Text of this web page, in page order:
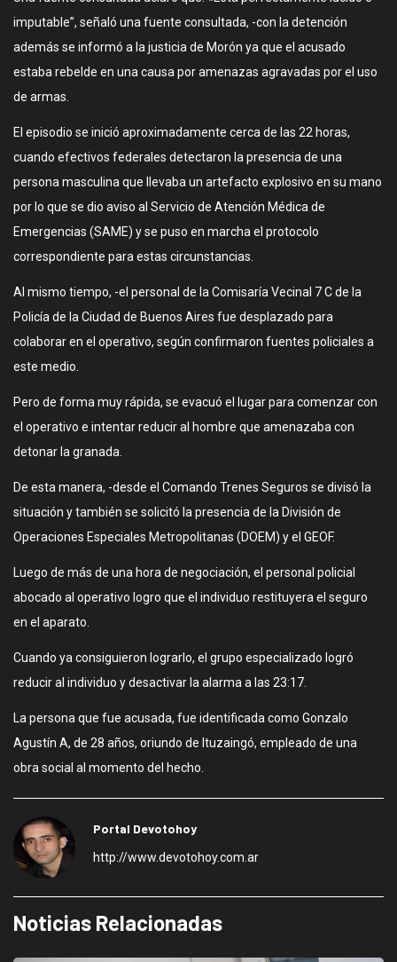
imputable”, señaló una fuente consultada, -con la detención
además se informó a la justicia de Morón ya que el acusado
estaba rebelde en una causa por amenazas agravadas por el uso
de armas.
El episodio se inició aproximadamente cerca de las 22 horas,
cuando efectivos federales detectaron la presencia de una
persona masculina que llevaba un artefacto explosivo en su mano
por lo que se dio aviso al Servicio de Atención Médica de
Emergencias (SAME) y se puso en marcha el protocolo
correspondiente para estas circunstancias.
Al mismo tiempo, -el personal de la Comisaría Vecinal 7 C de la
Policía de la Ciudad de Buenos Aires fue desplazado para
colaborar en el operativo, según confirmaron fuentes policiales a
este medio.
Pero de forma muy rápida, se evacuó el lugar para comenzar con
el operativo e intentar reducir al hombre que amenazaba con
detonar la granada.
De esta manera, -desde el Comando Trenes Seguros se divisó la
situación y también se solicitó la presencia de la División de
Operaciones Especiales Metropolitanas (DOEM) y el GEOF.
Luego de más de una hora de negociación, el personal policial
abocado al operativo logro que el individuo restituyera el seguro
en el aparato.
Cuando ya consiguieron lograrlo, el grupo especializado logró
reducir al individuo y desactivar la alarma a las 23:17.
La persona que fue acusada, fue identificada como Gonzalo
Agustín A, de 28 años, oriundo de Ituzaingó, empleado de una
obra social al momento del hecho.
Portal Devotohoy
http://www.devotohoy.com.ar
Noticias Relacionadas